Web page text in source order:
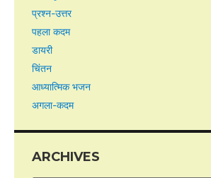
प्रश्न-उत्तर
पहला कदम
डायरी
चिंतन
आध्यात्मिक भजन
अगला-कदम
ARCHIVES